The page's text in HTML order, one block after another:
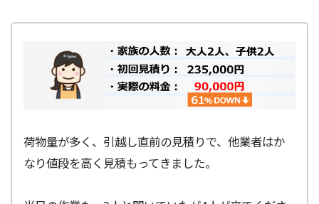
荷物量が多く、引越し直前の見積りで、他業者はか
なり値段を高く見積もってきました。